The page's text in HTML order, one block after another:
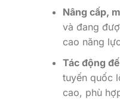
Nâng cấp,
và đang
cao năng
Tác động
tuyến quốc
cao, phù